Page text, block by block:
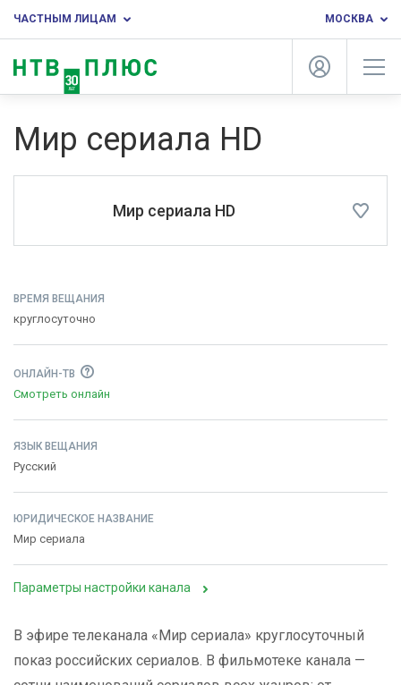
ЧАСТНЫМ ЛИЦАМ МОСКВА
Мир сериала HD
Мир сериала HD
ВРЕМЯ ВЕЩАНИЯ
круглосуточно
ОНЛАЙН-ТВ
Смотреть онлайн
ЯЗЫК ВЕЩАНИЯ
Русский
ЮРИДИЧЕСКОЕ НАЗВАНИЕ
Мир сериала
Параметры настройки канала
В эфире телеканала «Мир сериала» круглосуточный
показ российских сериалов. В фильмотеке канала —